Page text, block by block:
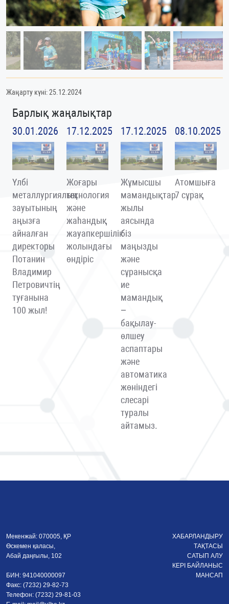
Жаңарту күні: 25.12.2024
Барлық жаңалықтар
30.01.2026
Үлбі
металлургиялық
зауытының
аңызға
айналған
директоры
Потанин
Владимир
Петровичтің
туғанына
100 жыл!
17.12.2025
Жоғары
технология
және
жаһандық
жауапкершілік
жолындағы
өндіріс
17.12.2025
Жұмысшы
мамандықтар
жылы
аясында
біз
маңызды
және
сұранысқа
ие
мамандық
–
бақылау-
өлшеу
аспаптары
және
автоматика
жөніндегі
слесарі
туралы
айтамыз.
08.10.2025
Атомшыға
7 сұрақ
Мекенжай: 070005, ҚР
Өскемен қаласы,
Абай даңғылы, 102
БИН: 941040000097
Факс: (7232) 29-82-73
Телефон: (7232) 29-81-03
ХАБАРЛАНДЫРУ
ТАҚТАСЫ
САТЫП АЛУ
КЕРІ БАЙЛАНЫС
МАНСАП